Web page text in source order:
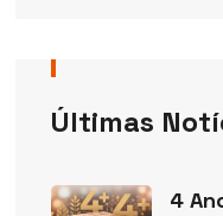
Últimas
4